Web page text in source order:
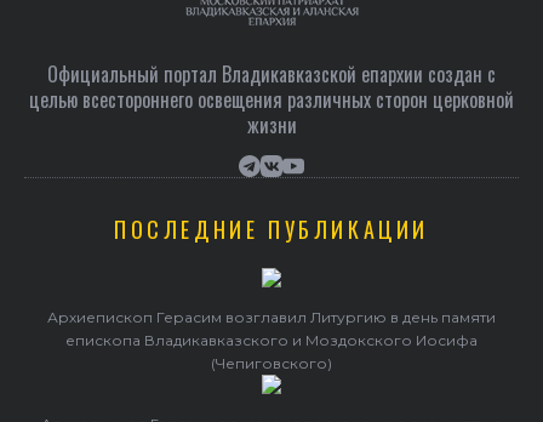
Официальный портал Владикавказской епархии создан c
целью всестороннего освещения различных сторон церковной
жизни
ПОСЛЕДНИЕ ПУБЛИКАЦИИ
Архиепископ Герасим возглавил Литургию в день памяти
епископа Владикавказского и Моздокского Иосифа
(Чепиговского)